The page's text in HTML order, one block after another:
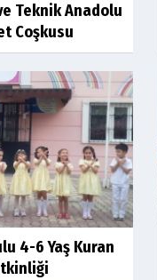
Teknik Anadolu
Coşkusu
4-6 Yaş Kuran